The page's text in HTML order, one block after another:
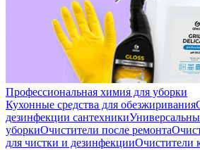
Профессиональная химия для уборки
Кухонные средства для обезжиривания
дезинфекции сантехники
уборкиОчистители после ремонта
для чистки и дезинфекцииОчистители